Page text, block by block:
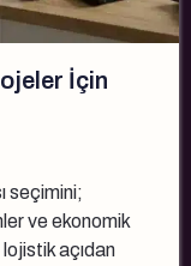
İçin
seçimini;
ve ekonomik
açıdan